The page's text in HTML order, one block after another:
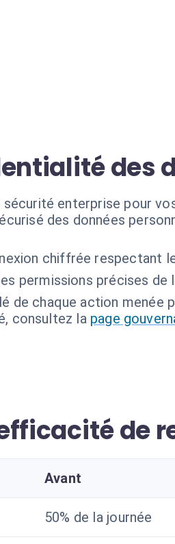
des
enterprise pour
des données
chiffrée respectant
permissions précises de
de chaque action menée
consultez la page
de
Avant
50% de la journée